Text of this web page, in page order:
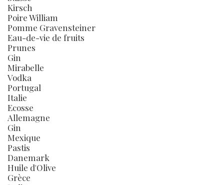
Kirsch
Poire William
Pomme Gravensteiner
Eau-de-vie de fruits
Prunes
Gin
Mirabelle
Vodka
Portugal
Italie
Ecosse
Allemagne
Gin
Mexique
Pastis
Danemark
Huile d'Olive
Grèce